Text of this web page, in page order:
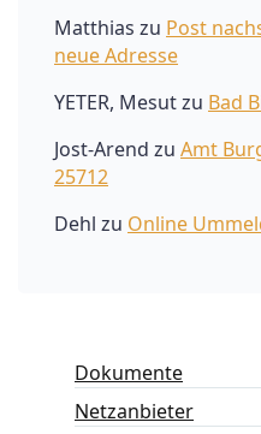
Matthias zu Post
neue Adresse
YETER, Mesutzu Bad
Jost-Arend zu Amt
25712
Dehl zu Online
Dokumente
Netzanbieter